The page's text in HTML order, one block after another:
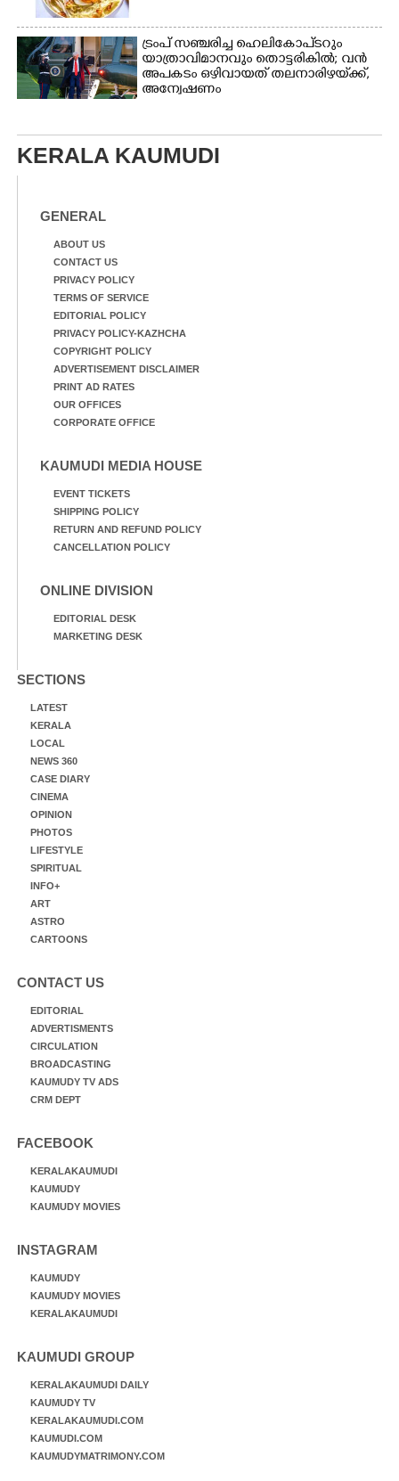
ട്രംപ് സഞ്ചരിച്ച ഹെലികോപ്‌ടറും
യാത്രാവിമാനവും തൊട്ടരികിൽ; വൻ
അപകടം ഒഴിവായത് തലനാരിഴയ്‌ക്ക്,
അന്വേഷണം
KERALA KAUMUDI
GENERAL
ABOUT US
CONTACT US
PRIVACY POLICY
TERMS OF SERVICE
EDITORIAL POLICY
PRIVACY POLICY-KAZHCHA
COPYRIGHT POLICY
ADVERTISEMENT DISCLAIMER
PRINT AD RATES
OUR OFFICES
CORPORATE OFFICE
KAUMUDI MEDIA HOUSE
EVENT TICKETS
SHIPPING POLICY
RETURN AND REFUND POLICY
CANCELLATION POLICY
ONLINE DIVISION
EDITORIAL DESK
MARKETING DESK
SECTIONS
LATEST
KERALA
LOCAL
NEWS 360
CASE DIARY
CINEMA
OPINION
PHOTOS
LIFESTYLE
SPIRITUAL
INFO+
ART
ASTRO
CARTOONS
CONTACT US
EDITORIAL
ADVERTISMENTS
CIRCULATION
BROADCASTING
KAUMUDY TV ADS
CRM DEPT
FACEBOOK
KERALAKAUMUDI
KAUMUDY
KAUMUDY MOVIES
INSTAGRAM
KAUMUDY
KAUMUDY MOVIES
KERALAKAUMUDI
KAUMUDI GROUP
KERALAKAUMUDI DAILY
KAUMUDY TV
KERALAKAUMUDI.COM
KAUMUDI.COM
KAUMUDYMATRIMONY.COM